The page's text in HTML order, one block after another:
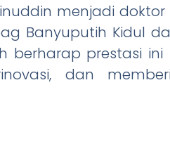
menjadi
Banyuputih Kidul
berharap prestasi
dan